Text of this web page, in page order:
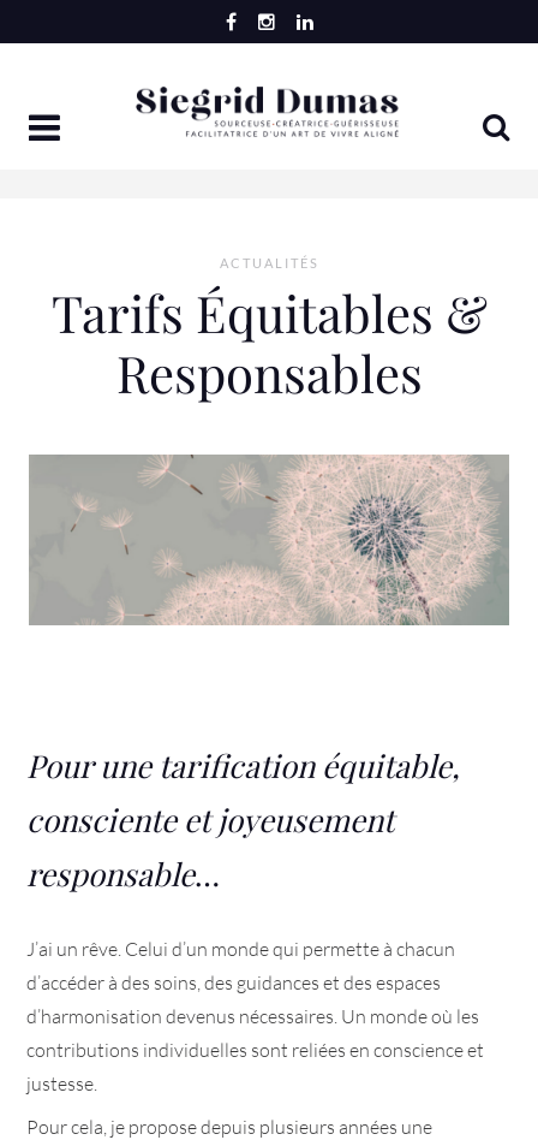
to
ACTUALITÉS
Tarifs Équitables &
Responsables
Pour une tarification équitable,
consciente et joyeusement
responsable…
J’ai un rêve. Celui d’un monde qui permette à chacun
d’accéder à des soins, des guidances et des espaces
d’harmonisation devenus nécessaires. Un monde où les
contributions individuelles sont reliées en conscience et
justesse.
Pour cela, je propose depuis plusieurs années une